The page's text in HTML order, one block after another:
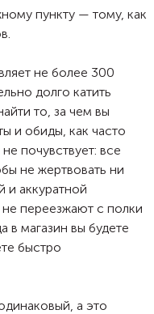
пункту — тому, как
не более 300
долго катить
то, за чем вы
и обиды, как часто
почувствует: все
не жертвовать ни
аккуратной
переезжают с полки
в магазин вы будете
быстро
а это